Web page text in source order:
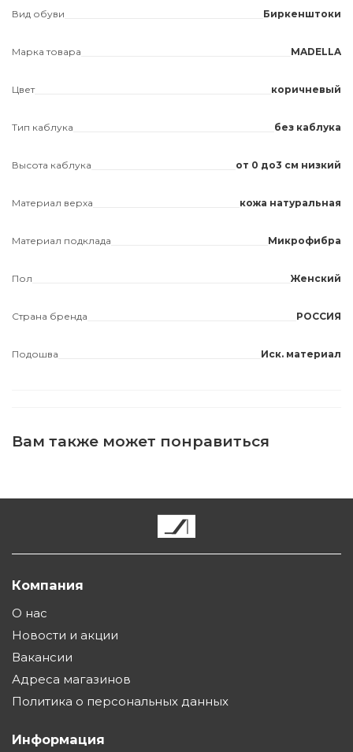
Вид обуви Биркенштоки
Марка товара MADELLA
Цвет коричневый
Тип каблука без каблука
Высота каблука от 0 до3 см низкий
Материал верха кожа натуральная
Материал подклада Микрофибра
Пол Женский
Страна бренда РОССИЯ
Подошва Иск. материал
Вам также может понравиться
Компания
О нас
Новости и акции
Вакансии
Адреса магазинов
Политика о персональных данных
Информация